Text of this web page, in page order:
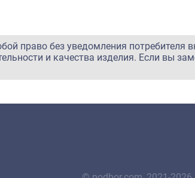
право без уведомления потребителя
и качества изделия. Если вы